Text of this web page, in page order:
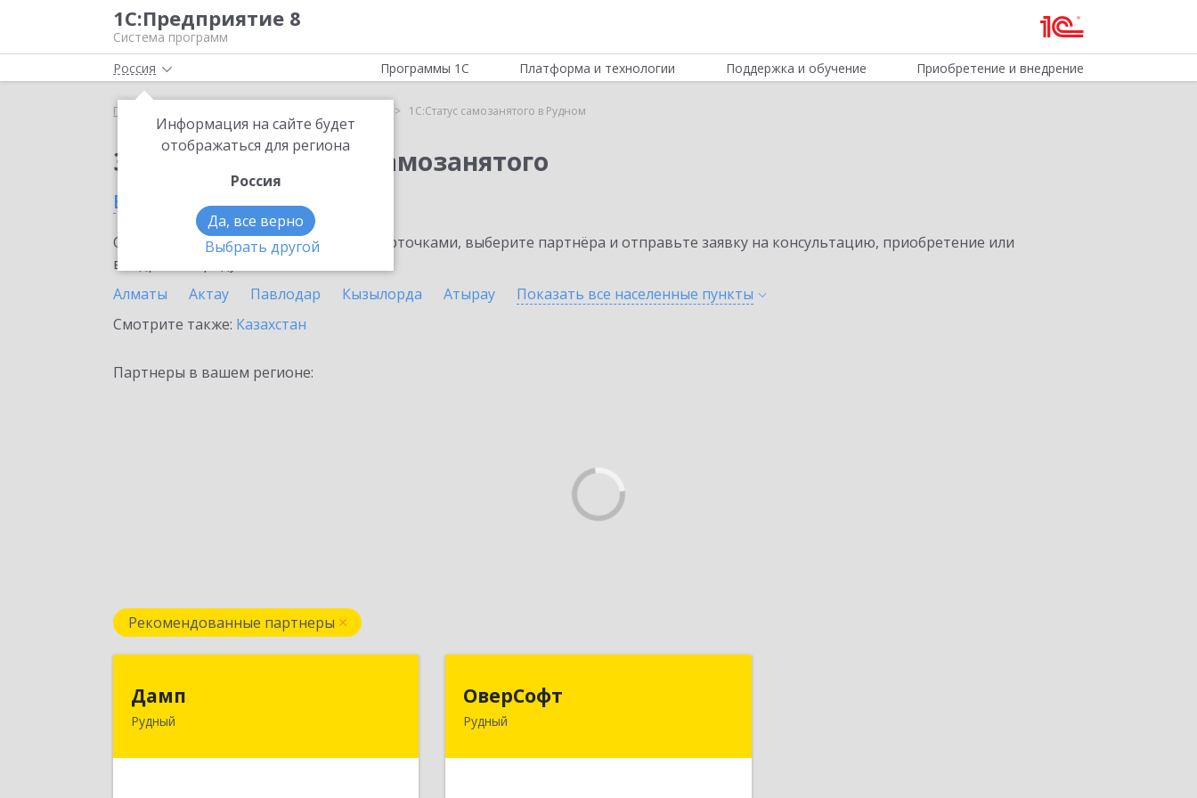
1С:Предприятие 8
Система программ
Россия
Информация на сайте будет
отображаться для региона
Россия
Да, все верно
Выбрать другой
Программы 1С Платформа и технологии Поддержка и обучение Приобретение и внедрение
Главная 1С:Статус самозанятого в Рудном
Заказать 1С:Статус самозанятого
в Рудном
Ознакомьтесь с информационными карточками, выберите партнёра и отправьте заявку на консультацию, приобретение или
внедрение продукта.
Алматы
Актау Павлодар Кызылорда Атырау Показать все населенные пункты
Смотрите также: Казахстан
Партнеры в вашем регионе:
Рекомендованные партнеры
Дамп
Рудный
ОверСофт
РудныйКАЗАХСТАН , 111500, Костанайская